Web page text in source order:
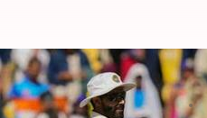
IND vs AUS
எழுதியவர் Sekar Chinnappan